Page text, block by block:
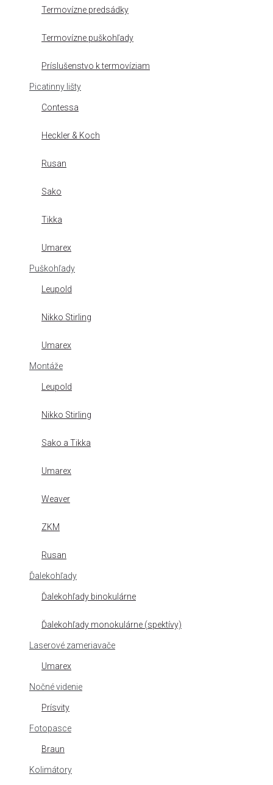
Termovízne predsádky
Termovízne puškohľady
Príslušenstvo k termovíziam
Picatinny lišty
Contessa
Heckler & Koch
Rusan
Sako
Tikka
Umarex
Puškohľady
Leupold
Nikko Stirling
Umarex
Montáže
Leupold
Nikko Stirling
Sako a Tikka
Umarex
Weaver
ZKM
Rusan
Ďalekohľady
Ďalekohľady binokulárne
Ďalekohľady monokulárne (spektívy)
Laserové zameriavače
Umarex
Nočné videnie
Prísvity
Fotopasce
Braun
Kolimátory